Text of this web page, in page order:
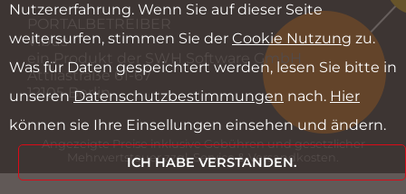
Nutzererfahrung. Wenn Sie auf dieser Seite
weitersurfen, stimmen Sie der Cookie Nutzung zu.
Was für Daten gespeichtert werden, lesen Sie bitte in
unseren Datenschutzbestimmungen nach. Hier
können sie Ihre Einsellungen einsehen und ändern.
ICH HABE VERSTANDEN.
PORTALBETREIBER
Vibus
ein Produkt der SWH Software GmbH
Attilastraße 61-67
12105 Berlin
Angezeigte Preise inklusive Gebühren und gesetzlicher
Mehrwertsteuer zzgl. Service & Versandkosten.